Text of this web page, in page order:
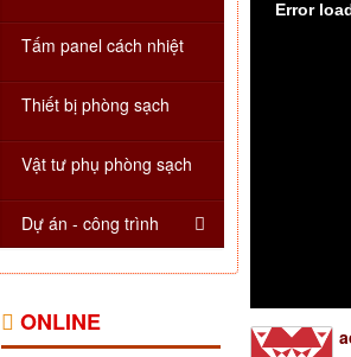
Error
Tấm panel cách nhiệt
Thiết bị phòng sạch
Vật tư phụ phòng sạch
Dự án - công trình
ONLINE